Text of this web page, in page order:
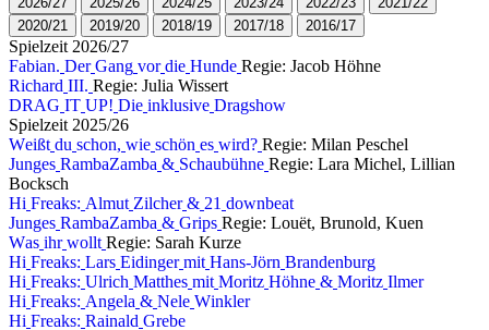
2020/21 2019/20 2018/19 2017/18 2016/17
Spielzeit 2026/27
Fabian. Der Gang vor die Hunde Regie: Jacob Höhne
Richard III. Regie: Julia Wissert
DRAG IT UP! Die inklusive Dragshow
Spielzeit 2025/26
Weißt du schon, wie schön es wird? Regie: Milan Peschel
Junges RambaZamba & Schaubühne Regie: Lara Michel, Lillian
Bocksch
Hi Freaks: Almut Zilcher & 21 downbeat
Junges RambaZamba & Grips Regie: Louët, Brunold, Kuen
Was ihr wollt Regie: Sarah Kurze
Hi Freaks: Lars Eidinger mit Hans-Jörn Brandenburg
Hi Freaks: Ulrich Matthes mit Moritz Höhne & Moritz Ilmer
Hi Freaks: Angela & Nele Winkler
Hi Freaks: Rainald Grebe